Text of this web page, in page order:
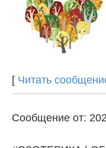
[ Читать
Сообщение от: